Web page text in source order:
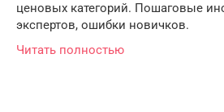
ценовых категорий. Пошаговые
экспертов, ошибки новичков.
Читать полностью